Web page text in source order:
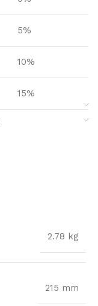
5%
10%
15%
2.78 kg
215 mm